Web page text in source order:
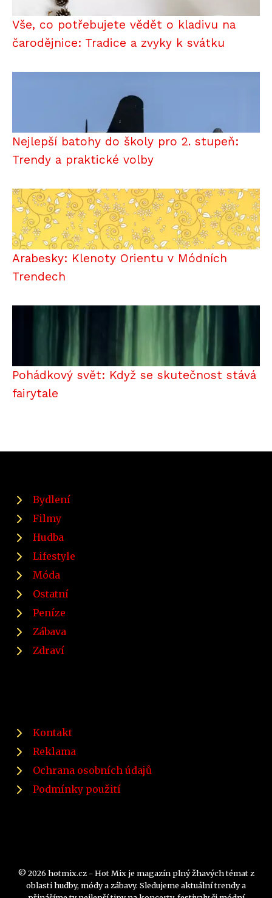
Vše, co potřebujete vědět o kladivu na
čarodějnice: Tradice a zvyky k svátku
Nejlepší batohy do školy pro 2. stupeň:
Trendy a praktické volby
Arabesky: Klenoty Orientu v Módních
Trendech
Pohádkový svět: Když se skutečnost stává
fairytale
Bydlení
Filmy
Hudba
Lifestyle
Móda
Ostatní
Peníze
Zábava
Zdraví
Kontakt
Reklama
Ochrana osobních údajů
Podmínky použití
© 2026 hotmix.cz - Hot Mix je magazín plný žhavých témat z
oblasti hudby, módy a zábavy. Sledujeme aktuální trendy a